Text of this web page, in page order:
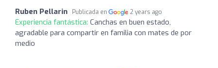
Ruben Pellarin Publicada en 2 years ago
Experiencia fantástica: Canchas en buen estado,
agradable para compartir en familia con mates de por
medio